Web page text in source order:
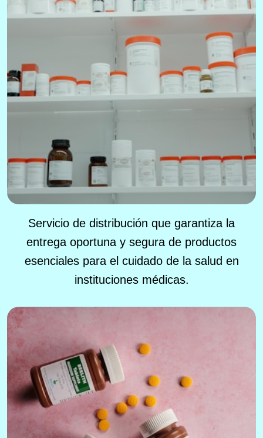
Servicio de distribución que garantiza la
entrega oportuna y segura de productos
esenciales para el cuidado de la salud en
instituciones médicas.